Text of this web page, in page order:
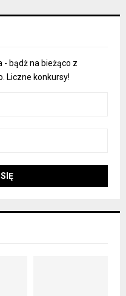
- bądż na bieżąco z
Liczne konkursy!